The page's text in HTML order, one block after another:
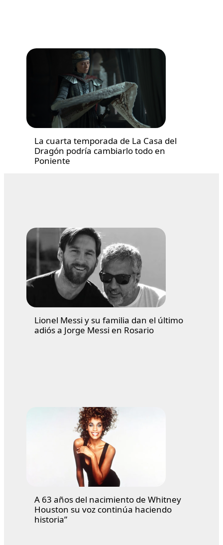
La cuarta temporada de La Casa del
Dragón podría cambiarlo todo en
Poniente
Lionel Messi y su familia dan el último
adiós a Jorge Messi en Rosario
A 63 años del nacimiento de Whitney
Houston su voz continúa haciendo
historia”